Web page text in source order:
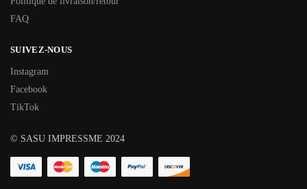
FAQ
SUIVEZ-NOUS
Instagram
Facebook
TikTok
© SASU IMPRESSME 2024